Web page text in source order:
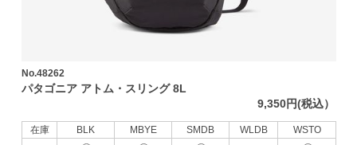
No.48262
パタゴニア アトム・スリング 8L
9,350円(税込）
在庫 BLK MBYE SMDB WLDB WSTO